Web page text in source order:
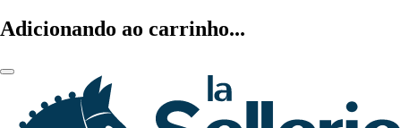
Adicionando ao carrinho...